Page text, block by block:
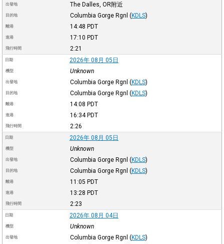
出發地 The Dalles, OR附近
目的地 Columbia Gorge Rgnl (KDLS)
離港 14:48 PDT
進港 17:10 PDT
飛行時間 2:21
日期 2026年 08月 05日
機型 Unknown
出發地 Columbia Gorge Rgnl (KDLS)
目的地 Columbia Gorge Rgnl (KDLS)
離港 14:08 PDT
進港 16:34PDT
飛行時間 2:26
日期 2026年 08月 05日
機型 Unknown
出發地 Columbia Gorge Rgnl (KDLS)
目的地 Columbia Gorge Rgnl (KDLS)
離港 11:05 PDT
進港 13:28 PDT
飛行時間 2:23
日期 2026年 08月 04日
機型 Unknown
出發地 Columbia Gorge Rgnl (KDLS)